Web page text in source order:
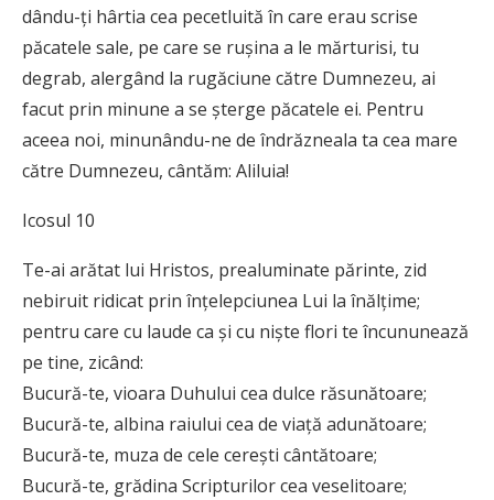
dându-ţi hârtia cea pecetluită în care erau scrise
păcatele sale, pe care se ruşina a le mărturisi, tu
degrab, alergând la rugăciune către Dumnezeu, ai
facut prin minune a se şterge păcatele ei. Pentru
aceea noi, minunându-ne de îndrăzneala ta cea mare
către Dumnezeu, cântăm: Aliluia!
Icosul 10
Te-ai arătat lui Hristos, prealuminate părinte, zid
nebiruit ridicat prin înţelepciunea Lui la înălţime;
pentru care cu laude ca şi cu nişte flori te încununează
pe tine, zicând:
Bucură-te, vioara Duhului cea dulce răsunătoare;
Bucură-te, albina raiului cea de viaţă adunătoare;
Bucură-te, muza de cele cereşti cântătoare;
Bucură-te, grădina Scripturilor cea veselitoare;